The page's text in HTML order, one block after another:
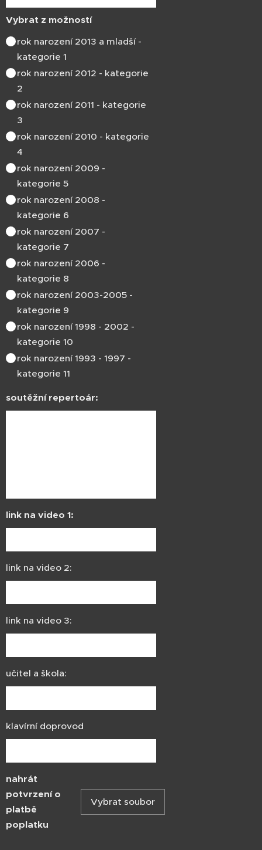
Vybrat z možností
rok narození 2013 a mladší -
kategorie 1
rok narození 2012 - kategorie
2
rok narození 2011 - kategorie
3
rok narození 2010 - kategorie
4
rok narození 2009 -
kategorie 5
rok narození 2008 -
kategorie 6
rok narození 2007 -
kategorie 7
rok narození 2006 -
kategorie 8
rok narození 2003-2005 -
kategorie 9
rok narození 1998 - 2002 -
kategorie 10
rok narození 1993 - 1997 -
kategorie 11
soutěžní repertoár:
link na video 1:
link na video 2:
link na video 3:
učitel a škola:
klavírní doprovod
nahrát
potvrzení o
platbě
poplatku
Vybrat soubor